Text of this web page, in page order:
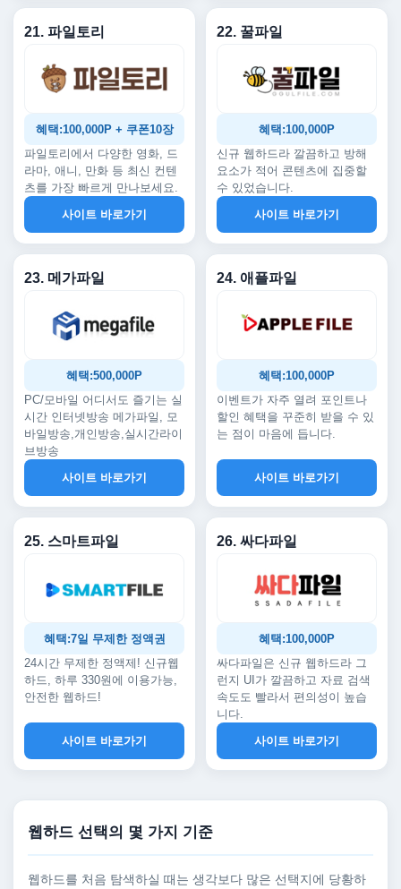
21. 파일토리
혜택:100,000P + 쿠폰10장
파일토리에서 다양한 영화, 드
라마, 애니, 만화 등 최신 컨텐
츠를 가장 빠르게 만나보세요.
사이트 바로가기
22. 꿀파일
혜택:100,000P
신규 웹하드라 깔끔하고 방해
요소가 적어 콘텐츠에 집중할
수 있었습니다.
사이트 바로가기
23. 메가파일
혜택:500,000P
PC/모바일 어디서도 즐기는 실
시간 인터넷방송 메가파일, 모
바일방송,개인방송,실시간라이
브방송
사이트 바로가기
24. 애플파일
혜택:100,000P
이벤트가 자주 열려 포인트나
할인 혜택을 꾸준히 받을 수 있
는 점이 마음에 듭니다.
사이트 바로가기
25. 스마트파일
혜택:7일 무제한 정액권
24시간 무제한 정액제! 신규웹
하드, 하루 330원에 이용가능,
안전한 웹하드!
사이트 바로가기
26. 싸다파일
혜택:100,000P
싸다파일은 신규 웹하드라 그
런지 UI가 깔끔하고 자료 검색
속도도 빨라서 편의성이 높습
니다.
사이트 바로가기
웹하드 선택의 몇 가지 기준
웹하드를 처음 탐색하실 때는 생각보다 많은 선택지에 당황하